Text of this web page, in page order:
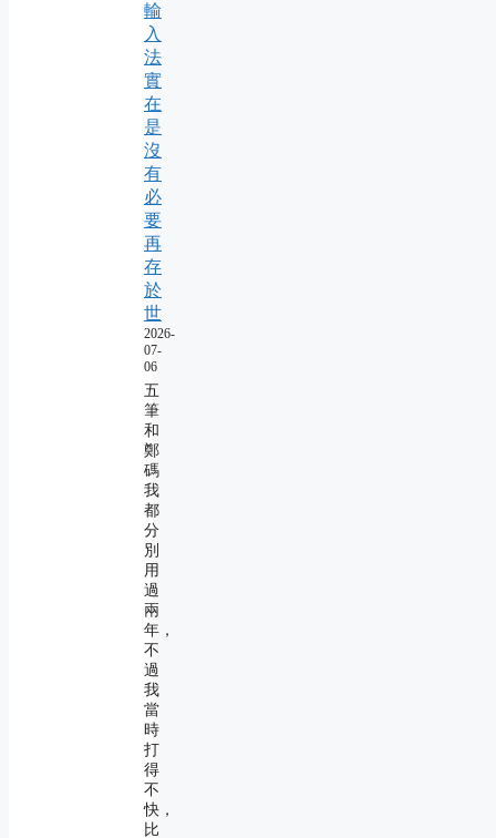
輸
入
法
實
在
是
沒
有
必
要
再
存
於
世
2026-
07-
06
五
筆
和
鄭
碼
我
都
分
別
用
過
兩
年，
不
過
我
當
時
打
得
不
快，
比